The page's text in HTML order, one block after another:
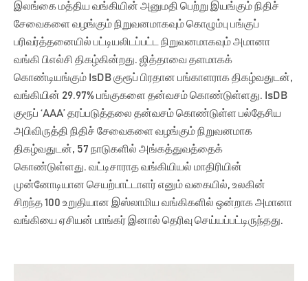
இலங்கை மத்திய வங்கியின் அனுமதி பெற்று இயங்கும் நிதிச்
சேவைகளை வழங்கும் நிறுவனமாகவும் கொழும்பு பங்குப்
பரிவர்த்தனையில் பட்டியலிடப்பட்ட நிறுவனமாகவும் அமானா
வங்கி பிஎல்சி திகழ்கின்றது. ஜித்தாவை தளமாகக்
கொண்டியங்கும் IsDB குரூப் பிரதான பங்காளராக திகழ்வதுடன்,
வங்கியின் 29.97% பங்குகளை தன்வசம் கொண்டுள்ளது. IsDB
குரூப் ‘AAA’ தரப்படுத்தலை தன்வசம் கொண்டுள்ள பல்தேசிய
அபிவிருத்தி நிதிச் சேவைகளை வழங்கும் நிறுவனமாக
திகழ்வதுடன், 57 நாடுகளில் அங்கத்துவத்தைக்
கொண்டுள்ளது. வட்டிசாராத வங்கியியல் மாதிரியின்
முன்னோடியான செயற்பாட்டாளர் எனும் வகையில், உலகின்
சிறந்த 100 உறுதியான இஸ்லாமிய வங்கிகளில் ஒன்றாக அமானா
வங்கியை ஏசியன் பாங்கர் இனால் தெரிவு செய்யப்பட்டிருந்தது.